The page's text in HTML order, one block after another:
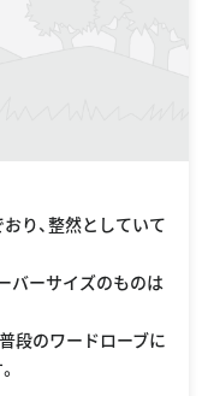
り、整然としていて
バーサイズのものは
段のワードローブに